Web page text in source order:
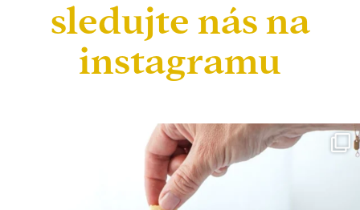
sledujte nás na
instagramu